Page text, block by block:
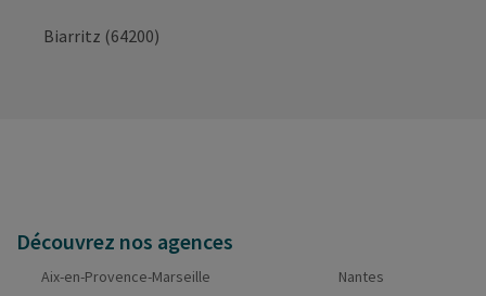
Biarritz (64200)
Découvrez nos agences
Aix-en-Provence-Marseille
Nantes